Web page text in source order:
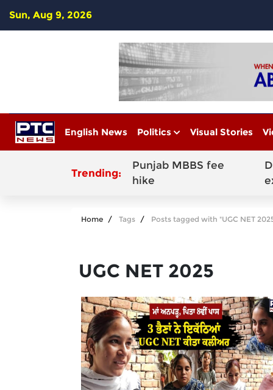
Sun, Aug 9, 2026
English News Politics Visual Stories
Trending:
Punjab MBBS fee
hike
Home Tags Posts tagged with "UGC NET
UGC NET 2025